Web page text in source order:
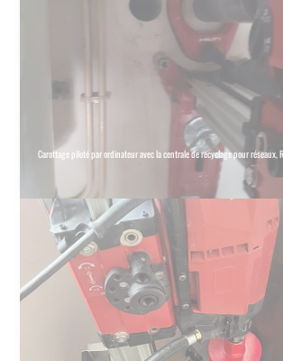
Carottage piloté par ordinateur avec la centrale de recyclage pour réseaux,